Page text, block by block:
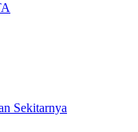
Sekitarnya